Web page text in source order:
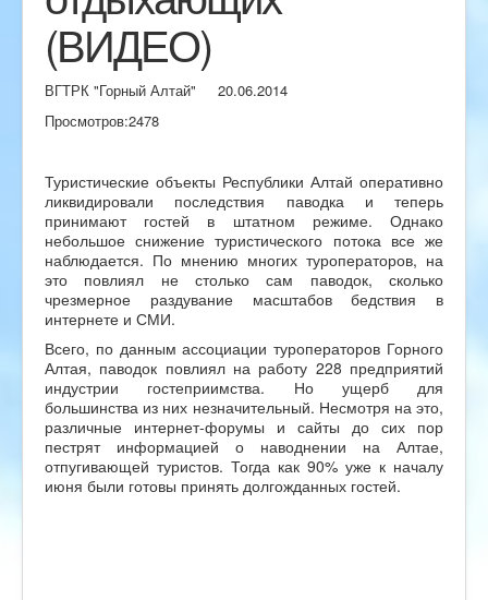
(ВИДЕО)
ВГТРК "Горный Алтай"
20.06.2014
Просмотров:2478
Туристические объекты Республики Алтай оперативно
ликвидировали последствия паводка и теперь
принимают гостей в штатном режиме. Однако
небольшое снижение туристического потока все же
наблюдается. По мнению многих туроператоров, на
это повлиял не столько сам паводок, сколько
чрезмерное раздувание масштабов бедствия в
интернете и СМИ.
Всего, по данным ассоциации туроператоров Горного
Алтая, паводок повлиял на работу 228 предприятий
индустрии гостеприимства. Но ущерб для
большинства из них незначительный. Несмотря на это,
различные интернет-форумы и сайты до сих пор
пестрят информацией о наводнении на Алтае,
отпугивающей туристов. Тогда как 90% уже к началу
июня были готовы принять долгожданных гостей.